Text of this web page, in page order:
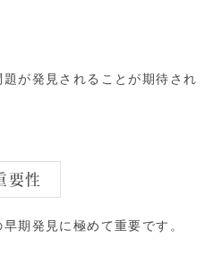
が発見されることが期待され
要性
期発見に極めて重要です。